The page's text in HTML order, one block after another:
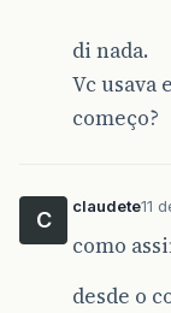
di nada.
Vc usava
começo?
C
claudete11
como
desde o